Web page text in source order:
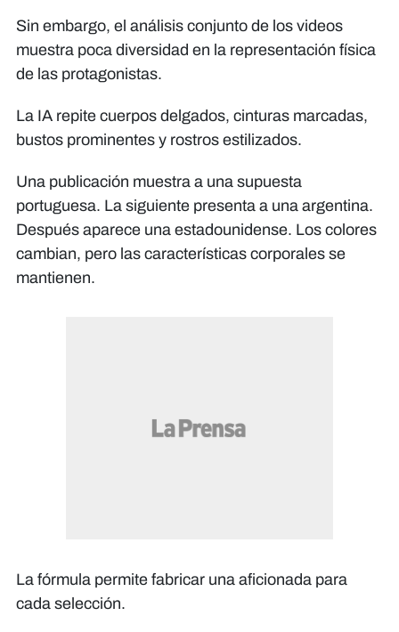
Sin embargo, el análisis conjunto de los videos
muestra poca diversidad en la representación física
de las protagonistas.
La IA repite cuerpos delgados, cinturas marcadas,
bustos prominentes y rostros estilizados.
Una publicación muestra a una supuesta
portuguesa. La siguiente presenta a una argentina.
Después aparece una estadounidense. Los colores
cambian, pero las características corporales se
mantienen.
La fórmula permite fabricar una aficionada para
cada selección.